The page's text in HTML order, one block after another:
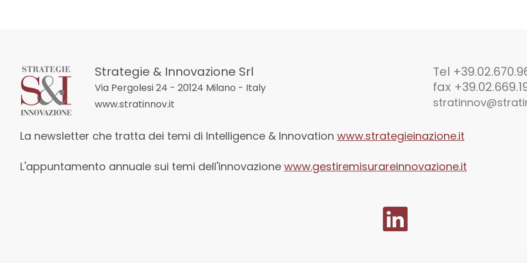
Strategie & Innovazione Srl
Via Pergolesi 24 - 20124 Milano - Italy
www.stratinnov.it
Tel
fax
La newsletter che tratta dei temi di Intelligence & Innovation www.strategieinazione.it
L'appuntamento annuale sui temi dell'innovazione www.gestiremisurareinnovazione.it